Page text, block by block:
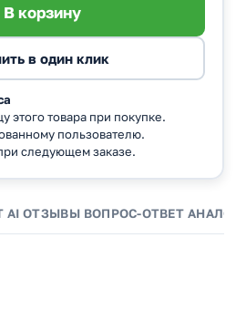
этого товара при покупке.
пользователю.
следующем заказе.
AI ОТЗЫВЫ ВОПРОС-ОТВЕТ